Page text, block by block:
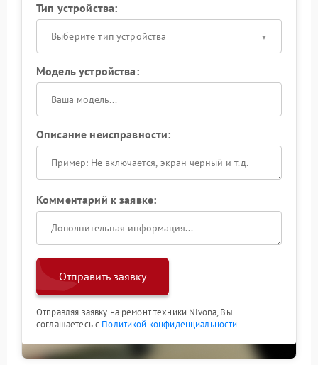
Тип устройства:
Выберите тип устройства
Модель устройства:
Описание неисправности:
Комментарий к заявке:
Отправить заявку
Отправляя заявку на ремонт техники Nivona, Вы
соглашаетесь с Политикой конфиденциальности